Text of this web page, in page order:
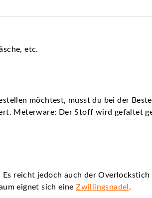
etc.
möchtest, musst du bei der
Meterware: Der Stoff wird gefaltet
reicht jedoch auch der
eignet sich eineZwillingsnadel .